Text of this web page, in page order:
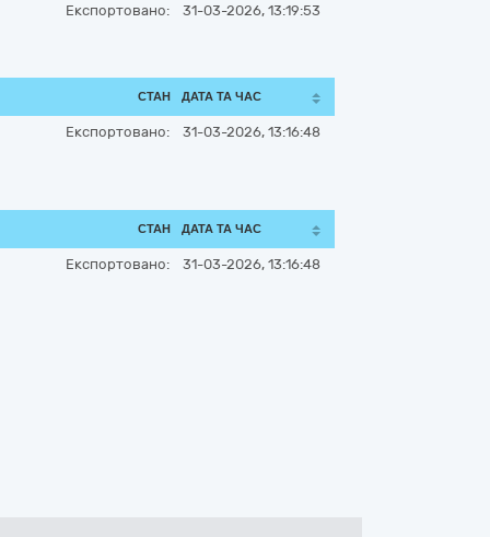
Експортовано: 31-03-2026, 13:19:53
СТАН ДАТА ТА ЧАС
Експортовано: 31-03-2026, 13:16:48
СТАН ДАТА ТА ЧАС
Експортовано: 31-03-2026, 13:16:48